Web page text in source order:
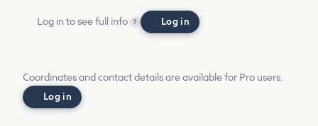
Log in to see full info ? Log in
Coordinates and contact details are available for Pro users.
Log in